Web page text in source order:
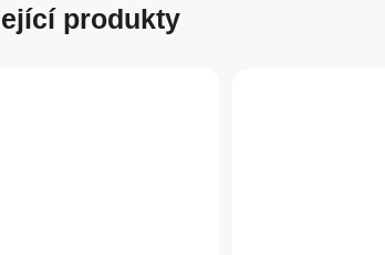
produkty